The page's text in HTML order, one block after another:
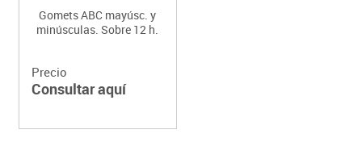
Gomets ABC mayúsc. y
minúsculas. Sobre 12 h.
Precio
Consultar aquí